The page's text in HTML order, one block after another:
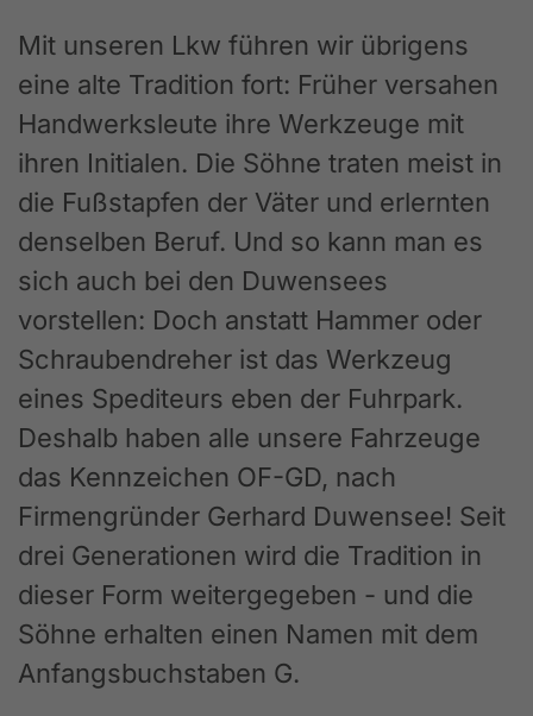
Mit unseren Lkw führen wir übrigens
eine alte Tradition fort: Früher versahen
Handwerksleute ihre Werkzeuge mit
ihren Initialen. Die Söhne traten meist in
die Fußstapfen der Väter und erlernten
denselben Beruf. Und so kann man es
sich auch bei den Duwensees
vorstellen: Doch anstatt Hammer oder
Schraubendreher ist das Werkzeug
eines Spediteurs eben der Fuhrpark.
Deshalb haben alle unsere Fahrzeuge
das Kennzeichen OF-GD, nach
Firmengründer Gerhard Duwensee! Seit
drei Generationen wird die Tradition in
dieser Form weitergegeben - und die
Söhne erhalten einen Namen mit dem
Anfangsbuchstaben G.